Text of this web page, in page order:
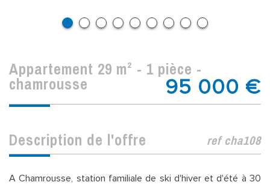
appartement 29 m² - 1 pièce -
chamrousse 95 000 €
description de l'offre ref cha108
A Chamrousse, station familiale de ski d'hiver et d'été à 30